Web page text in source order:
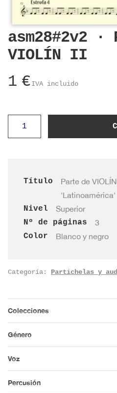
asm28#2v2
VIOLÍN II
1 € IVA incluido
asm28#2v2
VIOLÍN
cantidad
Título
Parte de
'Latinoamérica'
Nivel
Superior
Nº de páginas
3
Color
Blanco y negro
Categoría: Partichelas y
Colecciones
Género
Voz
Percusión